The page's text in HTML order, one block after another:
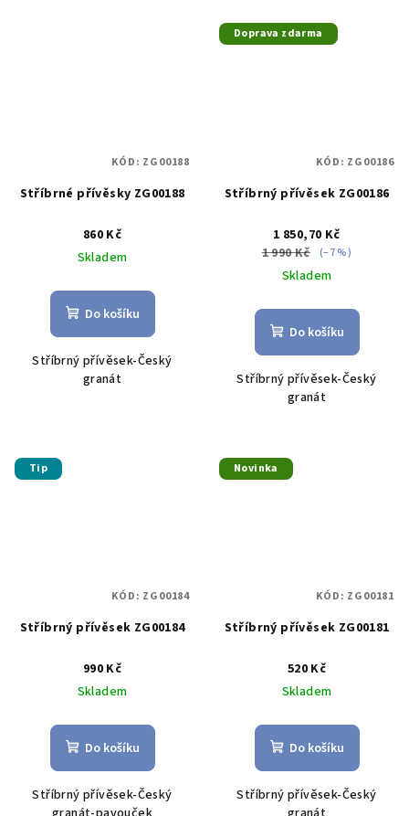
Stříbrné přívěsky ZG00188
860 Kč
Skladem
Do košíku
Stříbrný přívěsek-Český
granát
KÓD: ZG00188
Doprava zdarma
Stříbrný přívěsek ZG00186
1 850,70 Kč
1 990 Kč (–7 %)
Skladem
Do košíku
Stříbrný přívěsek-Český
granát
KÓD: ZG00186
Tip
Stříbrný přívěsek ZG00184
990 Kč
Skladem
Do košíku
Stříbrný přívěsek-Český
KÓD: ZG00184
Novinka
Stříbrný přívěsek ZG00181
520 Kč
Skladem
Do košíku
Stříbrný přívěsek-Český
KÓD: ZG00181